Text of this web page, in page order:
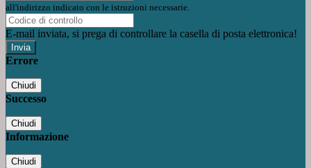
all'indirizzo indicato con le istruzioni necessarie.
E-mail inviata, si prega di controllare la casella di posta elettronica!
Errore
Chiudi
Successo
Chiudi
Informazione
Chiudi